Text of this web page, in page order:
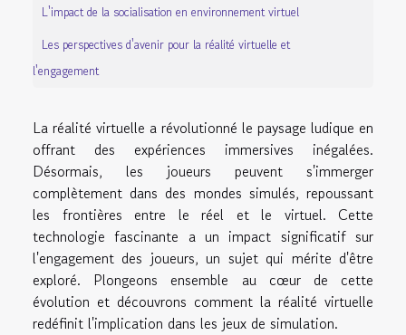
L'impact de la socialisation en environnement virtuel
Les perspectives d'avenir pour la réalité virtuelle et
l'engagement
La réalité virtuelle a révolutionné le paysage ludique en
offrant des expériences immersives inégalées.
Désormais, les joueurs peuvent s'immerger
complètement dans des mondes simulés, repoussant
les frontières entre le réel et le virtuel. Cette
technologie fascinante a un impact significatif sur
l'engagement des joueurs, un sujet qui mérite d'être
exploré. Plongeons ensemble au cœur de cette
évolution et découvrons comment la réalité virtuelle
redéfinit l'implication dans les jeux de simulation.